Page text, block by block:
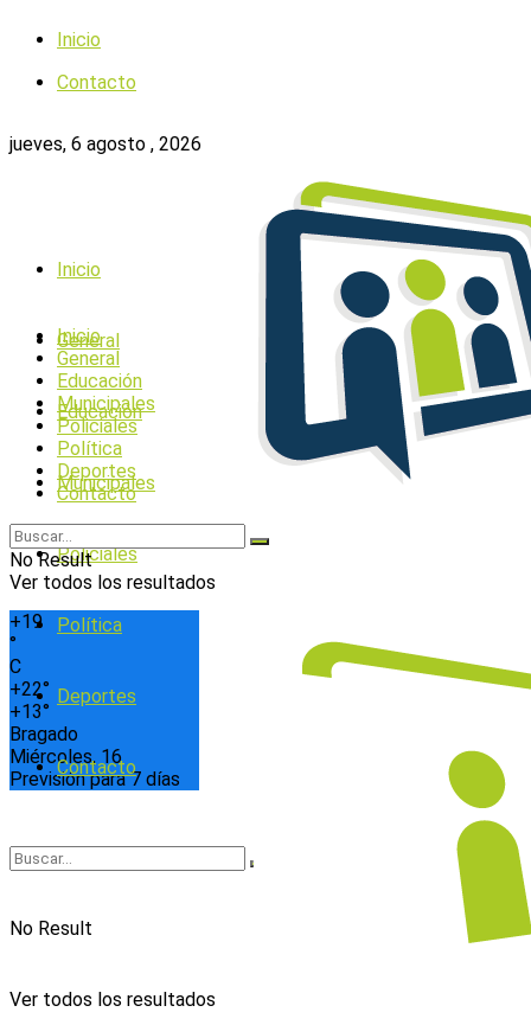
Inicio
Contacto
jueves, 6 agosto , 2026
+19
°
C
+22°
+13°
Bragado
Miércoles, 16
Previsión para 7 días
Inicio
General
Educación
Municipales
Policiales
Política
Deportes
Contacto
No Result
Ver todos los resultados
Inicio
General
Educación
Municipales
Policiales
Política
Deportes
Contacto
No Result
Ver todos los resultados